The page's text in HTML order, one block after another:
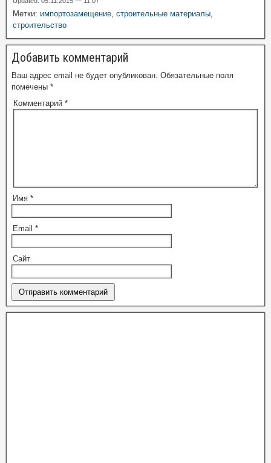
Метки: импортозамещение, строительные материалы,
строительство
Добавить комментарий
Ваш адрес email не будет опубликован. Обязательные поля
помечены *
Комментарий *
Имя *
Email *
Сайт